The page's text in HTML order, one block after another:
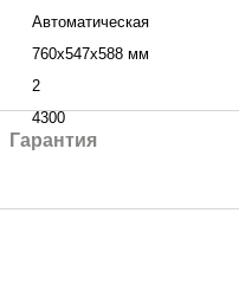
Автоматическая
760x547x588 мм
2
4300
Гарантия